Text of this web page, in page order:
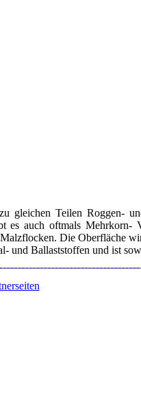
gleichen Teilen Roggen-
es auch oftmals
Die Oberfläche
und Ballaststoffen und ist